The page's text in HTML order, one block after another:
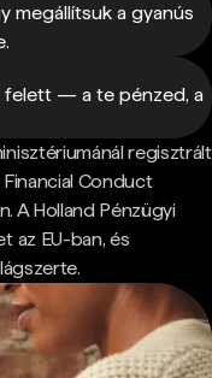
megállítsuk a gyanús
felett — a te pénzed, a
regisztrált
Conduct
A Holland Pénzügyi
az EU-ban, és